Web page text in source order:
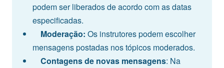
podem ser liberados de acordo com as datas
especificadas.
Moderação: Os instrutores podem escolher
mensagens postadas nos tópicos moderados.
Contagens de novas mensagens: Na